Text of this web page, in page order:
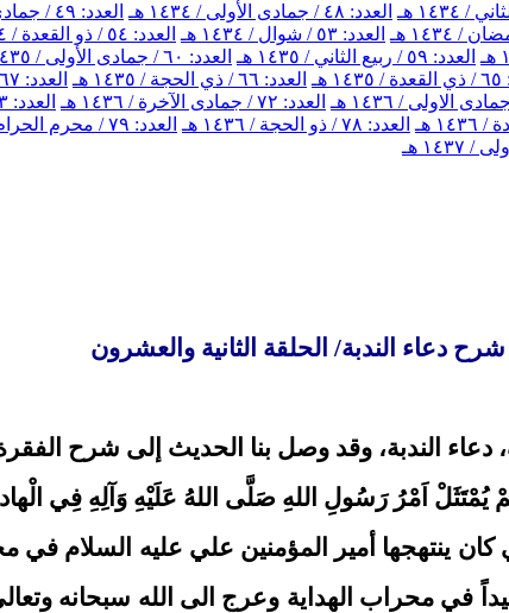
العدد: ٤٨ / جمادى الأولى / ١٤٣٤ هـ العدد: ٤٩ / جمادى الآخرة / ١٤٣٤ هـ
العدد: ٥٣ / شوال / ١٤٣٤ هـ العدد: ٥٤ / ذو القعدة / ١٤٣٤ هـ
العدد: ٥٩ / ربيع الثاني / ١٤٣٥ هـ العدد: ٦٠ / جمادى الأولى / ١٤٣٥ هـ
العدد: ٦٦ / ذي الحجة / ١٤٣٥ هـ العدد: ٦٧ / محرم الحرام / ١٤٣٦ هـ
العدد: ٧٢ / جمادى الآخرة / ١٤٣٦ هـ العدد: ٧٣ / رجب / ١٤٣٦ هـ
العدد: ٧٨ / ذو الحجة / ١٤٣٦ هـ العدد: ٧٩ / محرم الحرام / ١٤٣٧ هـ
هـ
شرح دعاء الندبة/ الحلقة الثانية والعشرون
الندبة، وقد وصل بنا الحديث إلى شرح الفقرة
اَمْرُ رَسُولِ اللهِ صَلَّى اللهُ عَلَيْهِ وَآلِهِ فِي
كان ينتهجها أمير المؤمنين علي عليه السلام في
في محراب الهداية وعرج الى الله سبحانه